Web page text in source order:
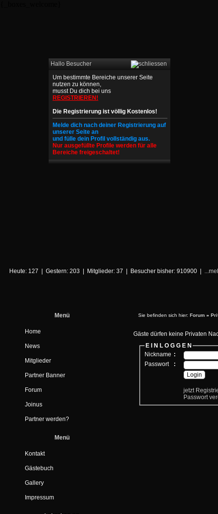
Hallo Besucher
Um bestimmte Bereiche unserer Seite
nutzen zu können,
musst Du dich bei uns
REGISTRIEREN!
Die Registrierung ist völlig Kostenlos!
Melde dich nach deiner Registrierung auf
unserer Seite an
und fülle dein Profil vollständig aus.
Nur ausgefüllte Profile werden für alle
Bereiche freigeschaltet!
Heute: 127 | Gestern: 203 | Mitglieder: 37 | Besucher bisher: 910900 |
Menü
Home
News
Mitglieder
Partner Banner
Forum
Joinus
Partner werden?
Menü
Kontakt
Gästebuch
Gallery
Impressum
Sie befinden sich hier: Forum »
Gäste dürfen keine Privaten
E I N L O G G E N
Nickname :
Passwort
:
jetzt
Passwort